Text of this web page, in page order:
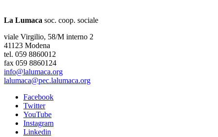
La Lumaca soc. coop. sociale
viale Virgilio, 58/M interno 2
41123 Modena
tel. 059 8860012
fax 059 8860124
info@lalumaca.org
lalumaca@pec.lalumaca.org
Facebook
Twitter
YouTube
Instagram
Linkedin